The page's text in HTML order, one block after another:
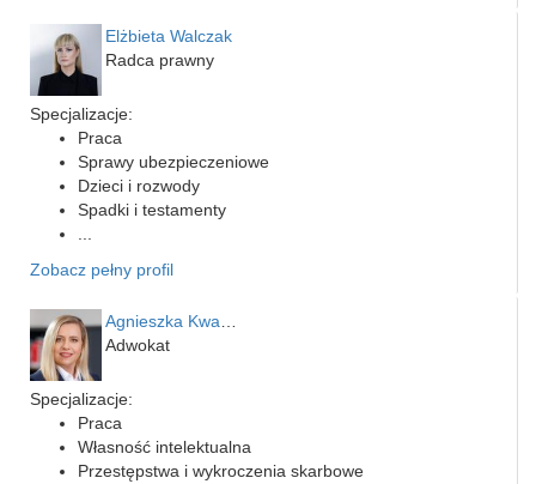
Elżbieta Walczak
Radca prawny
Specjalizacje:
Praca
Sprawy ubezpieczeniowe
Dzieci i rozwody
Spadki i testamenty
Zobacz pełny profil
Adwokat
Specjalizacje:
Praca
Własność intelektualna
Przestępstwa i wykroczenia skarbowe